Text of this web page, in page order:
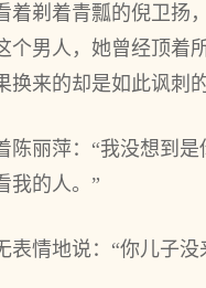
着剃着青瓢的倪卫扬
个男人，她曾经顶着
换来的却是如此讽刺的
陈丽萍：“我没想到是
我的人。”
表情地说：“你儿子没